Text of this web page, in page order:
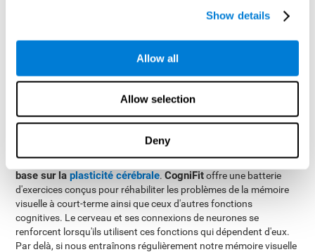
Show details
Allow all
Allow selection
Deny
présentées, où il faudra trouver la bonne combinaison.
Comment réhabiliter ou améliorer
la mémoire visuelle à court-terme?
Chez CogniFit
professionnelle la mémoire visuelle à court-terme, ainsi que le
reste des habiletés cognitives.
La réhabilitation de la mémoire visuelle à court-terme se
base sur laplasticité cérébrale.CogniFitoffre une batterie
d'exercices conçus pour réhabiliter les problèmes de la mémoire
visuelle à court-terme ainsi que ceux d'autres fonctions
cognitives. Le cerveau et ses connexions de neurones se
renforcent lorsqu'ils utilisent ces fonctions qui dépendent d'eux.
Par delà, si nous entraînons régulièrement notre mémoire visuelle